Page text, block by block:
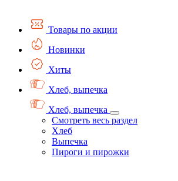
Товары по акции
Новинки
Хиты
Хлеб, выпечка
Хлеб, выпечка
Смотреть весь раздел
Хлеб
Выпечка
Пироги и пирожки